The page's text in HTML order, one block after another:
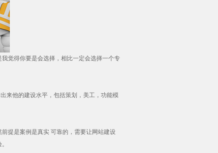
觉得你要是会选择，相比一定会选择一个专
来他的建设水平，包括策划，美工，功能模
提是案例是真实 可靠的，需要让网站建设